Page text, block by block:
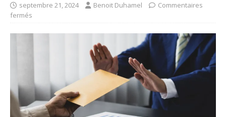
septembre 21, 2024 Benoit Duhamel
Commentaires
fermés